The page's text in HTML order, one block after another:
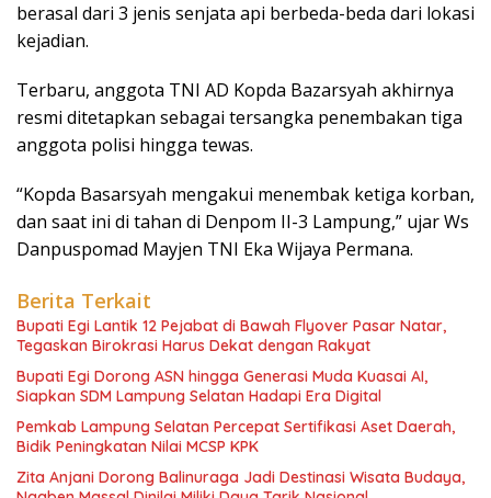
berasal dari 3 jenis senjata api berbeda-beda dari lokasi
kejadian.
Terbaru, anggota TNI AD Kopda Bazarsyah akhirnya
resmi ditetapkan sebagai tersangka penembakan tiga
anggota polisi hingga tewas.
“Kopda Basarsyah mengakui menembak ketiga korban,
dan saat ini di tahan di Denpom II-3 Lampung,” ujar Ws
Danpuspomad Mayjen TNI Eka Wijaya Permana.
Berita Terkait
Bupati Egi Lantik 12 Pejabat di Bawah Flyover Pasar Natar,
Tegaskan Birokrasi Harus Dekat dengan Rakyat
Bupati Egi Dorong ASN hingga Generasi Muda Kuasai AI,
Siapkan SDM Lampung Selatan Hadapi Era Digital
Pemkab Lampung Selatan Percepat Sertifikasi Aset Daerah,
Bidik Peningkatan Nilai MCSP KPK
Zita Anjani Dorong Balinuraga Jadi Destinasi Wisata Budaya,